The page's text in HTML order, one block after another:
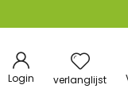
Login verlanglijst